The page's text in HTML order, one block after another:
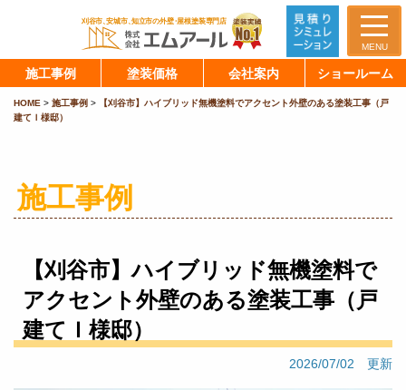
MENU
施工事例 塗装価格 会社案内 ショールーム
HOME > 施工事例 >
【刈谷市】ハイブリッド無機塗料でアクセント外壁のある塗装工事（戸
建てＩ様邸）
施工事例
【刈谷市】ハイブリッド無機塗料で
アクセント外壁のある塗装工事（戸
建てＩ様邸）
2026/07/02 更新